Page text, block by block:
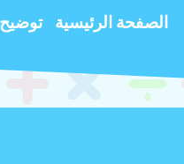
الصفحة الرئيسية توضيح